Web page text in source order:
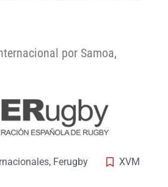
por Samoa,
, Ferugby XVM